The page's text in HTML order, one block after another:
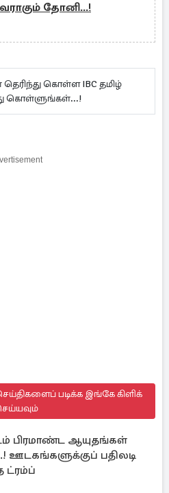
தோனி...!
கொள்ள IBC தமிழ்
கொள்ளுங்கள்...!
படிக்க இங்கே கிளிக்
பிரமாண்ட ஆயுதங்கள்
பதிலடி
ட்ரம்ப்